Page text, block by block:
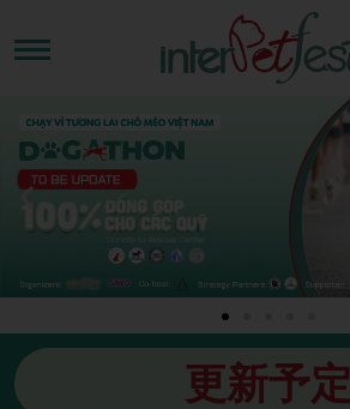
更新予定